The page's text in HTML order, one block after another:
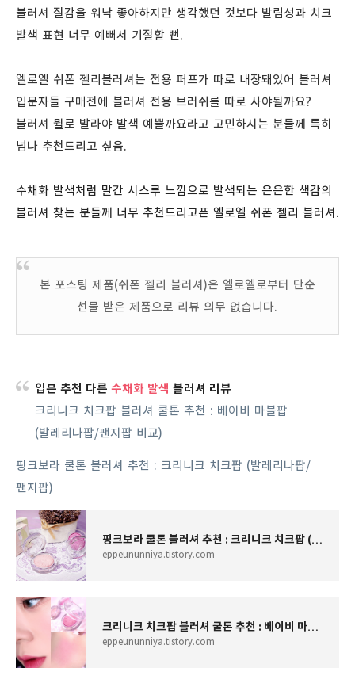
블러셔 질감을 워낙 좋아하지만 생각했던 것보다 발림성과 치크
발색 표현 너무 예뻐서 기절할 뻔.
엘로엘 쉬폰 젤리블러셔는 전용 퍼프가 따로 내장돼있어 블러셔
입문자들 구매전에 블러셔 전용 브러쉬를 따로 사야될까요?
블러셔 뭘로 발라야 발색 예쁠까요라고 고민하시는 분들께 특히
넘나 추천드리고 싶음.
수채화 발색처럼 말간 시스루 느낌으로 발색되는 은은한 색감의
블러셔 찾는 분들께 너무 추천드리고픈 엘로엘 쉬폰 젤리 블러셔.
본 포스팅 제품(쉬폰 젤리 블러셔)은 엘로엘로부터 단순
선물 받은 제품으로 리뷰 의무 없습니다.
입븐 추천 다른 수채화 발색 블러셔 리뷰
크리니크 치크팝 블러셔 쿨톤 추천 : 베이비 마블팝
(발레리나팝/팬지팝 비교)
핑크보라 쿨톤 블러셔 추천 : 크리니크 치크팝 (발레리나팝/
팬지팝)
핑크보라 쿨톤 블러셔 추천 : 크리니크 치크팝 (발레리나팝/팬지팝)
eppeununniya.tistory.com
크리니크 치크팝 블러셔 쿨톤 추천 : 베이비 마블팝(발레리나팝/팬지팝 비교)
eppeununniya.tistory.com